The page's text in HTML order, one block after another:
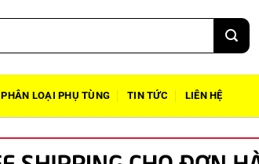
PHÂN LOẠI PHỤ TÙNG TIN TỨC LIÊN HỆ